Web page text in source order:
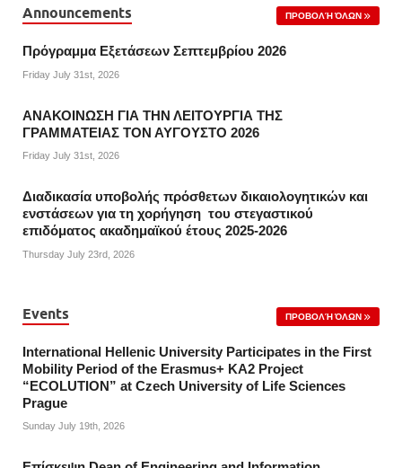
Announcements ΠΡΟΒΟΛΉ ΌΛΩΝ
Πρόγραμμα Εξετάσεων Σεπτεμβρίου 2026
Friday July 31st, 2026
ΑΝΑΚΟΙΝΩΣΗ ΓΙΑ ΤΗΝ ΛΕΙΤΟΥΡΓΙΑ ΤΗΣ
ΓΡΑΜΜΑΤΕΙΑΣ ΤΟΝ ΑΥΓΟΥΣΤΟ 2026
Friday July 31st, 2026
Διαδικασία υποβολής πρόσθετων δικαιολογητικών και
ενστάσεων για τη χορήγηση του στεγαστικού
επιδόματος ακαδημαϊκού έτους 2025-2026
Thursday July 23rd, 2026
Events ΠΡΟΒΟΛΉ ΌΛΩΝ
International Hellenic University Participates in the First
Mobility Period of the Erasmus+ KA2 Project
“ECOLUTION” at Czech University of Life Sciences
Prague
Sunday July 19th, 2026